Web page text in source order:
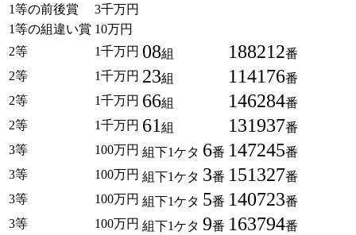
1等の前後賞
3千万円
1等の組違い賞 10万円
2等
1千万円 08組 188212番
2等
1千万円 23組 114176番
2等
1千万円 66組 146284番
2等
1千万円 61 組 131937番
3等
100万円 組下1ケタ 6番 147245番
3等
100万円 組下1ケタ 3番 151327番
3等
100万円 組下1ケタ 5番 140723番
3等
100万円 組下1ケタ 9番 163794番